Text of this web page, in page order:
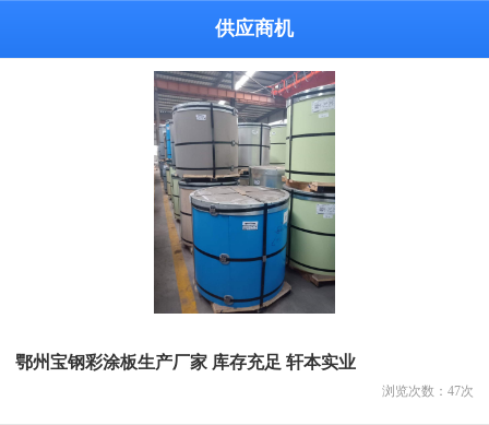
供应商机
鄂州宝钢彩涂板生产厂家 库存充足 轩本实业
浏览次数： 47次